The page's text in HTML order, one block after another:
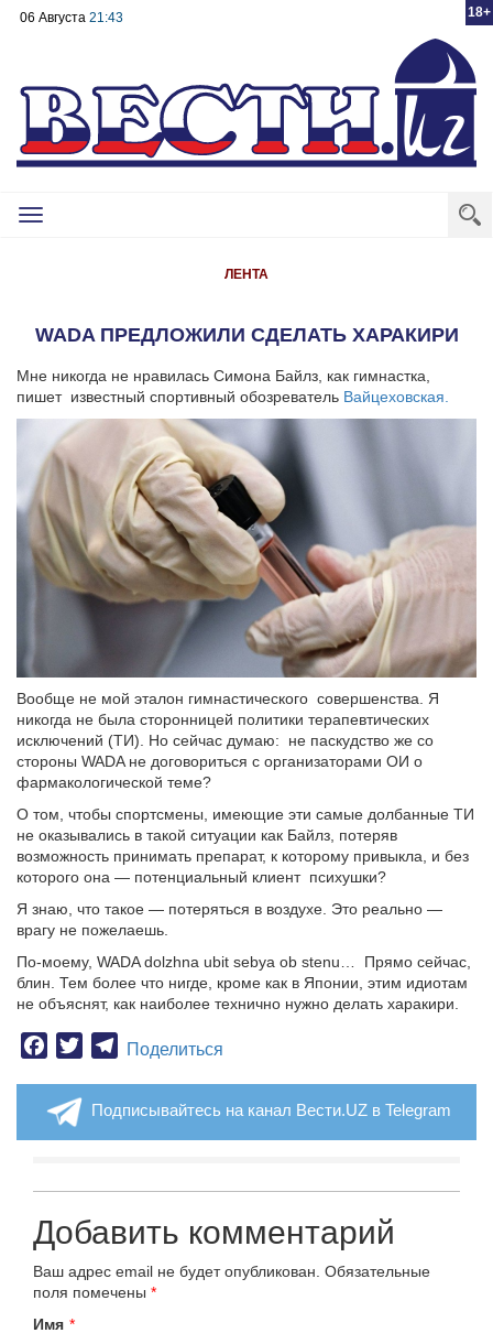
18+
06 Августа 21:43
Toggle
ЛЕНТА
WADA ПРЕДЛОЖИЛИ СДЕЛАТЬ ХАРАКИРИ
Мне никогда не нравилась Симона Байлз, как гимнастка,
пишет известный спортивный обозреватель Вайцеховская.
Вообще не мой эталон гимнастического совершенства. Я
никогда не была сторонницей политики терапевтических
исключений (ТИ). Но сейчас думаю: не паскудство же со
стороны WADA не договориться с организаторами ОИ о
фармакологической теме?
О том, чтобы спортсмены, имеющие эти самые долбанные ТИ
не оказывались в такой ситуации как Байлз, потеряв
возможность принимать препарат, к которому привыкла, и без
которого она — потенциальный клиент психушки?
Я знаю, что такое — потеряться в воздухе. Это реально —
врагу не пожелаешь.
По-моему, WADA dolzhna ubit sebya ob stenu… Прямо сейчас,
блин. Тем более что нигде, кроме как в Японии, этим идиотам
не объяснят, как наиболее технично нужно делать харакири.
Facebook
TwitterTelegram
Поделиться
Подписывайтесь на канал Вести.UZ в Telegram
Добавить комментарий
Ваш адрес email не будет опубликован. Обязательные
поля помечены *
Имя *